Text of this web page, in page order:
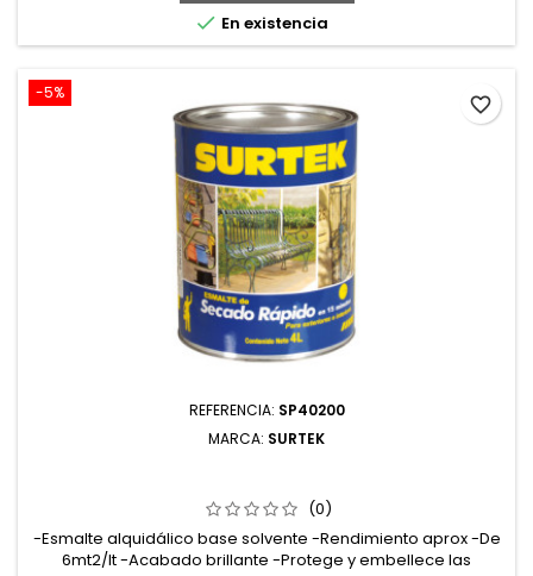
 En existencia
-5%
REFERENCIA: SP40200
MARCA: SURTEK
(0)
-Esmalte alquidálico base solvente -Rendimiento aprox -De
6mt2/lt -Acabado brillante -Protege y embellece las
favorite_border